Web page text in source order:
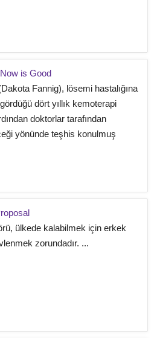
is Good
Fannig), lösemi hastalığına
dört yıllık kemoterapi
doktorlar tarafından
yönünde teşhis konulmuş
ülkede kalabilmek için erkek
zorundadır. ...